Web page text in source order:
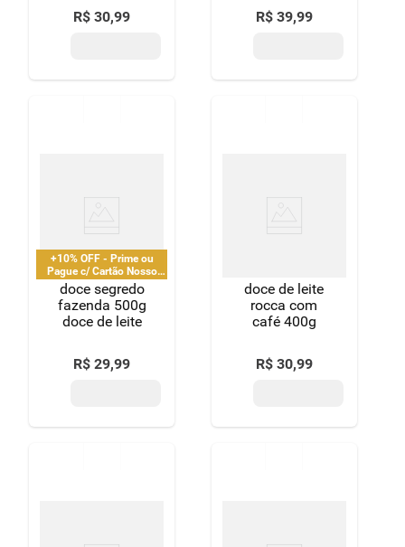
R$ 30,99 R$ 39,99
+10% OFF - Prime ou
Pague c/ Cartão Nosso
Pay
doce segredo
fazenda 500g
doce de leite
R$ 29,99
doce de leite
rocca com
café 400g
R$ 30,99